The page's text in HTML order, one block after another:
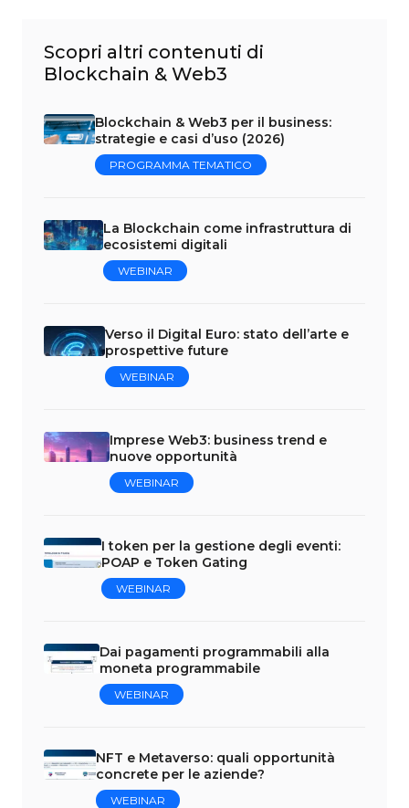
Scopri altri contenuti di
Blockchain & Web3
Blockchain & Web3 per il business:
strategie e casi d’uso (2026)
PROGRAMMA TEMATICO
La Blockchain come infrastruttura di
ecosistemi digitali
WEBINAR
Verso il Digital Euro: stato dell’arte e
prospettive future
WEBINAR
Imprese Web3: business trend e
nuove opportunità
WEBINAR
I token per la gestione degli eventi:
POAP e Token Gating
WEBINAR
Dai pagamenti programmabili alla
moneta programmabile
WEBINAR
NFT e Metaverso: quali opportunità
concrete per le aziende?
WEBINAR